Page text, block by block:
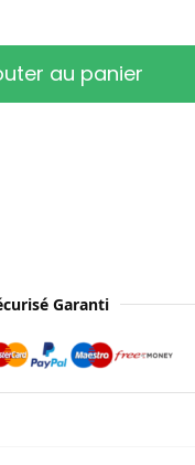
au panier
Garanti